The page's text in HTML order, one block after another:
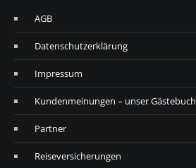
AGB
Datenschutzerklärung
Impressum
Kundenmeinungen – unser Gästebuch
Partner
Reiseversicherungen